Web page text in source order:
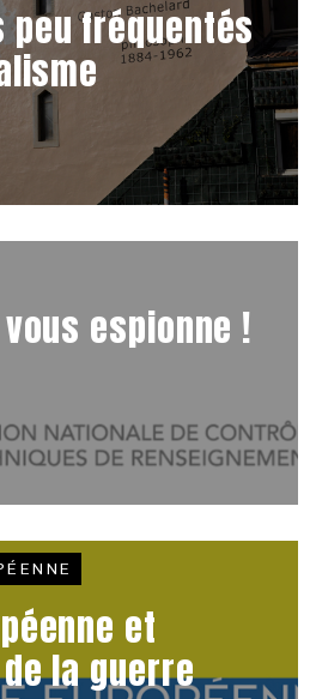
peu fréquentés
espionne !
et
la guerre